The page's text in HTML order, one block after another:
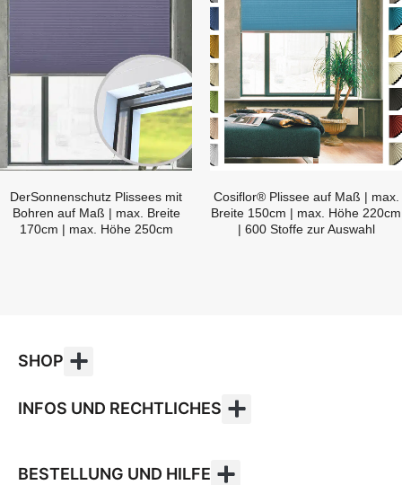
DerSonnenschutz Plissees mit
Bohren auf Maß | max. Breite
170cm | max. Höhe 250cm
Cosiflor® Plissee auf Maß | max.
Breite 150cm | max. Höhe 220cm
| 600 Stoffe zur Auswahl
SHOP
INFOS UND RECHTLICHES
BESTELLUNG UND HILFE